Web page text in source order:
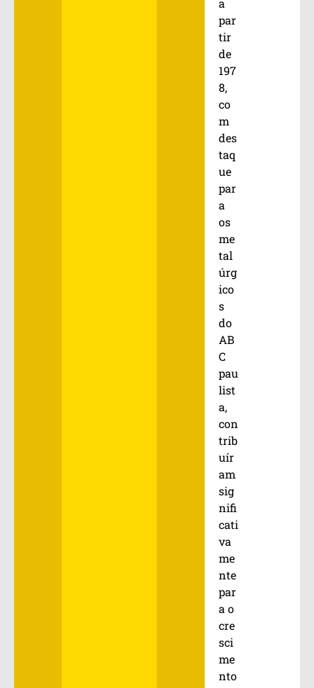
a
par
tir
de
197
8,
co
m
des
taq
ue
par
a
os
me
tal
úrg
ico
s
do
AB
C
pau
list
a,
con
trib
uír
am
sig
nifi
cati
va
me
nte
par
a o
cre
sci
me
nto